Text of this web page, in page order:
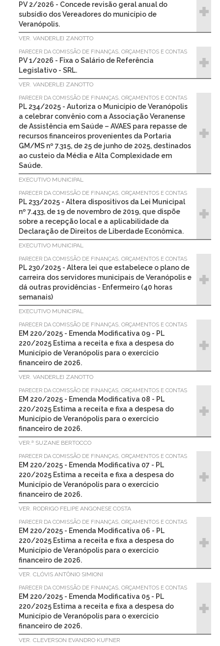
PV 2/2026 - Concede revisão geral anual do
subsídio dos Vereadores do município de
Veranópolis.
VER. VANDERLEI ZANOTTO
PARECER DA COMISSÃO DE FINANÇAS, ORÇAMENTOS E CONTAS
PV 1/2026 - Fixa o Salário de Referência
Legislativo - SRL.
VER. VANDERLEI ZANOTTO
PARECER DA COMISSÃO DE FINANÇAS, ORÇAMENTOS E CONTAS
PL 234/2025 - Autoriza o Município de Veranópolis
a celebrar convênio com a Associação Veranense
de Assistência em Saúde – AVAES para repasse de
recursos financeiros provenientes da Portaria
GM/MS nº 7.315, de 25 de junho de 2025, destinados
ao custeio da Média e Alta Complexidade em
Saúde.
EXECUTIVO MUNICIPAL
PARECER DA COMISSÃO DE FINANÇAS, ORÇAMENTOS E CONTAS
PL 233/2025 - Altera dispositivos da Lei Municipal
nº 7.433, de 19 de novembro de 2019, que dispõe
sobre a recepção local e a aplicabilidade da
Declaração de Direitos de Liberdade Econômica.
EXECUTIVO MUNICIPAL
PARECER DA COMISSÃO DE FINANÇAS, ORÇAMENTOS E CONTAS
PL 230/2025 - Altera lei que estabelece o plano de
carreira dos servidores municipais de Veranópolis e
dá outras providências - Enfermeiro (40 horas
semanais)
EXECUTIVO MUNICIPAL
PARECER DA COMISSÃO DE FINANÇAS, ORÇAMENTOS E CONTAS
EM 220/2025 - Emenda Modificativa 09 - PL
220/2025 Estima a receita e fixa a despesa do
Município de Veranópolis para o exercício
financeiro de 2026.
VER. VANDERLEI ZANOTTO
PARECER DA COMISSÃO DE FINANÇAS, ORÇAMENTOS E CONTAS
EM 220/2025 - Emenda Modificativa 08 - PL
220/2025 Estima a receita e fixa a despesa do
Município de Veranópolis para o exercício
financeiro de 2026.
VER.ª SUZANE BERTOCCO
PARECER DA COMISSÃO DE FINANÇAS, ORÇAMENTOS E CONTAS
EM 220/2025 - Emenda Modificativa 07 - PL
220/2025 Estima a receita e fixa a despesa do
Município de Veranópolis para o exercício
financeiro de 2026.
VER. RODRIGO FELIPE ANGONESE COSTA
PARECER DA COMISSÃO DE FINANÇAS, ORÇAMENTOS E CONTAS
EM 220/2025 - Emenda Modificativa 06 - PL
220/2025 Estima a receita e fixa a despesa do
Município de Veranópolis para o exercício
financeiro de 2026.
VER. CLÓVIS ANTÔNIO SIMIONI
PARECER DA COMISSÃO DE FINANÇAS, ORÇAMENTOS E CONTAS
EM 220/2025 - Emenda Modificativa 05 - PL
220/2025 Estima a receita e fixa a despesa do
Município de Veranópolis para o exercício
financeiro de 2026.
VER. CLEVERSON EVANDRO KUFNER